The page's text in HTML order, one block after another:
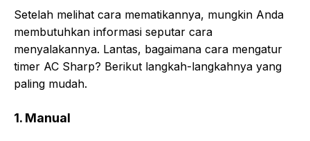
Setelah melihat cara mematikannya, mungkin Anda
membutuhkan informasi seputar cara
menyalakannya. Lantas, bagaimana cara mengatur
timer AC Sharp? Berikut langkah-langkahnya yang
paling mudah.
1. Manual